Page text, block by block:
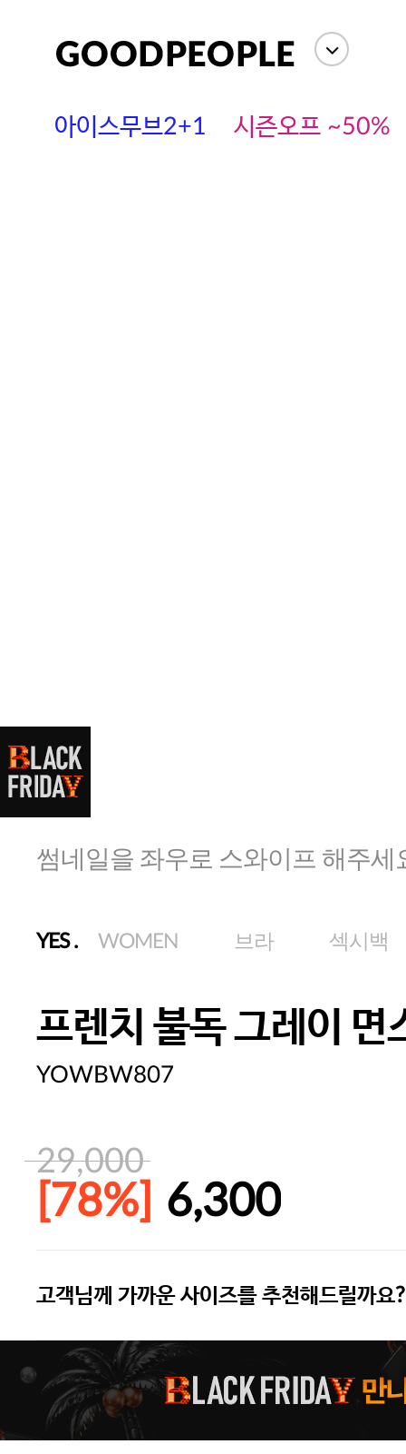
아이스무브2+1 시즌오프 ~50%
썸네일을 좌우로 스와이프 해주세
YES. WOMEN 브라 섹시백
프렌치 불독 그레이 면
YOWBW807
29,000
[78%] 6,300
주말특가 20%(8.7~8.9)/5만원 이
[썸머블프] 1만원 할인 쿠폰(8.1~31)
[썸머블프] 2만원 할인 쿠폰(8.1~31)
고객님께 가까운 사이즈를 추천해드릴까요?